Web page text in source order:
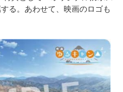
る。あわせて、映画のロゴも